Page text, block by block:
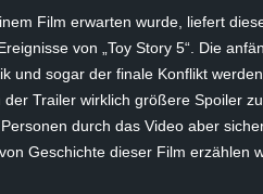
Film erwarten wurde, liefert
von „Toy Story 5“. Die
und sogar der finale Konflikt
Trailer wirklich größere Spoiler
durch das Video aber
Geschichte dieser Film erzählen